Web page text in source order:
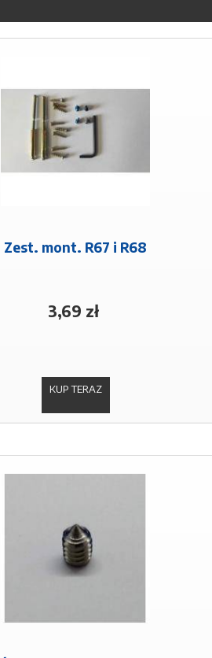
Zest. mont. R67 i R68
3,69 zł
KUP TERAZ